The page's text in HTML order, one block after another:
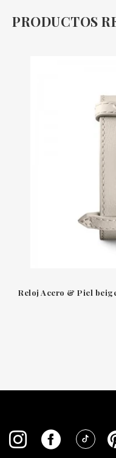
PRODUCTOS
Reloj Acero & Piel